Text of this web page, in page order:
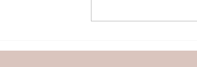
לפרשת שלח | רחל וינשטיין